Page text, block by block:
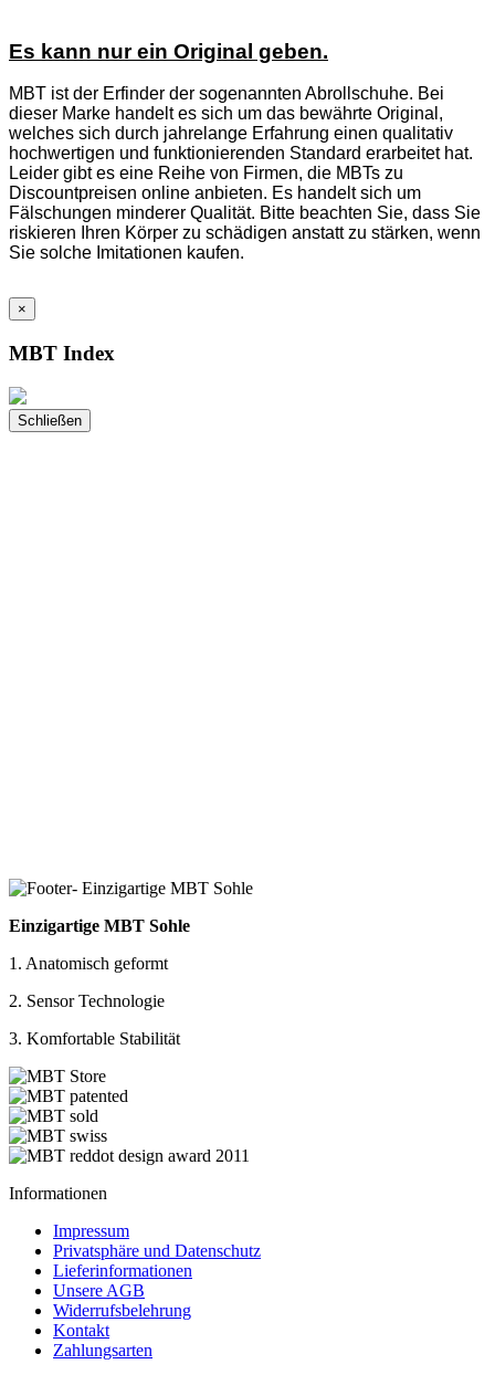
Es kann nur ein Original geben.
MBT ist der Erfinder der sogenannten Abrollschuhe. Bei
dieser Marke handelt es sich um das bewährte Original,
welches sich durch jahrelange Erfahrung einen qualitativ
hochwertigen und funktionierenden Standard erarbeitet hat.
Leider gibt es eine Reihe von Firmen, die MBTs zu
Discountpreisen online anbieten. Es handelt sich um
Fälschungen minderer Qualität. Bitte beachten Sie, dass Sie
riskieren Ihren Körper zu schädigen anstatt zu stärken, wenn
Sie solche Imitationen kaufen.
×
MBT Index
Schließen
Einzigartige MBT Sohle
1. Anatomisch geformt
2. Sensor Technologie
3. Komfortable Stabilität
Informationen
Impressum
Privatsphäre und Datenschutz
Lieferinformationen
Unsere AGB
Widerrufsbelehrung
Kontakt
Zahlungsarten